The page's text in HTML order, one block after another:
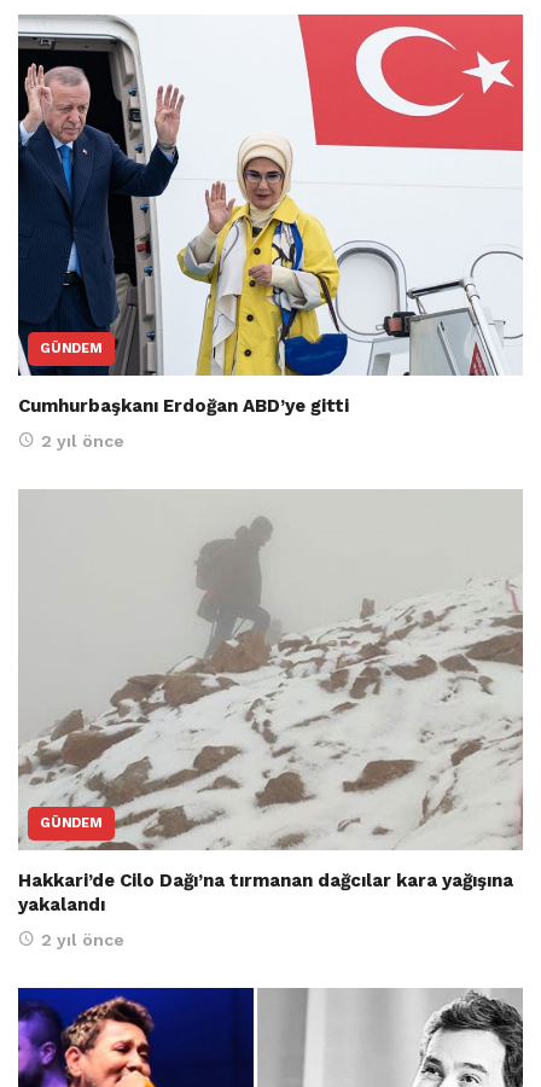
GÜNDEM
Cumhurbaşkanı Erdoğan ABD’ye gitti
2 yıl önce
GÜNDEM
Hakkari’de Cilo Dağı’na tırmanan dağcılar kara yağışına
yakalandı
2 yıl önce